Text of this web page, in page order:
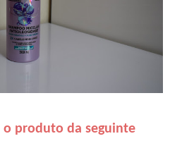
o produto da seguinte